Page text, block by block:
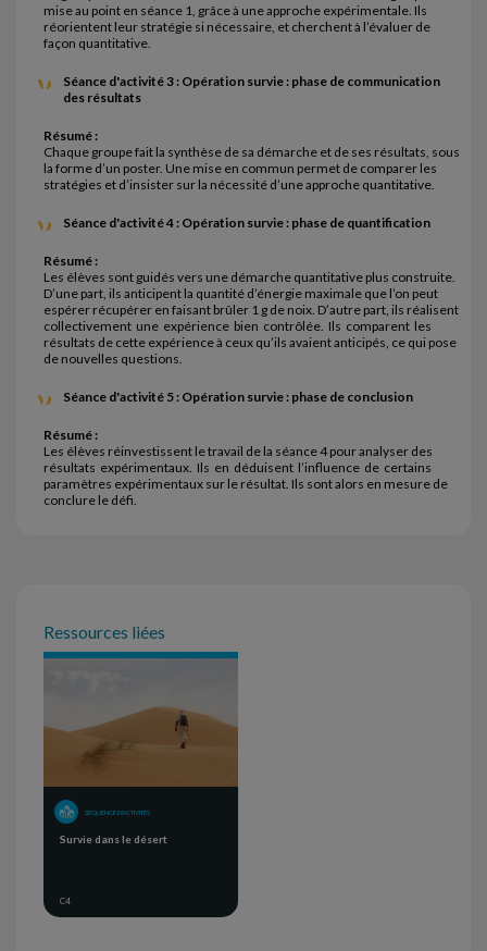
mise au point en séance 1, grâce à une approche expérimentale. Ils
réorientent leur stratégie si nécessaire, et cherchent à l’évaluer de
façon quantitative.
Séance d'activité 3 : Opération survie : phase de communication
des résultats
Résumé :
Chaque groupe fait la synthèse de sa démarche et de ses résultats, sous
la forme d’un poster. Une mise en commun permet de comparer les
stratégies et d’insister sur la nécessité d’une approche quantitative.
Séance d'activité 4 : Opération survie : phase de quantification
Résumé :
Les élèves sont guidés vers une démarche quantitative plus construite.
D’une part, ils anticipent la quantité d’énergie maximale que l’on peut
espérer récupérer en faisant brûler 1 g de noix. D’autre part, ils réalisent
collectivement une expérience bien contrôlée. Ils comparent les
résultats de cette expérience à ceux qu’ils avaient anticipés, ce qui pose
de nouvelles questions.
Séance d'activité 5 : Opération survie : phase de conclusion
Résumé :
Les élèves réinvestissent le travail de la séance 4 pour analyser des
résultats expérimentaux. Ils en déduisent l’influence de certains
paramètres expérimentaux sur le résultat. Ils sont alors en mesure de
conclure le défi.
Ressources liées
SÉQUENCE D'ACTIVITÉS
Survie dans le désert
C4